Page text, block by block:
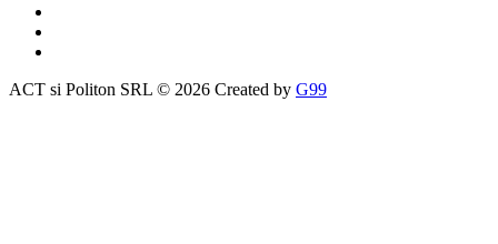
ACT si Politon SRL © 2026 Created by G99